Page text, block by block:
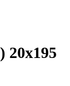
20x195